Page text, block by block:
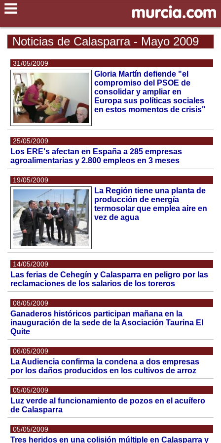
Noticias de Calasparra - Mayo 2009
31/05/2009
Gloria Martín defiende "el
compromiso del PSOE de
consolidar y ampliar en
Europa sus políticas sociales
en estos momentos de crisis"
25/05/2009
Los ERE's afectan en España a 285 empresas
agroalimentarias y 2.800 empleos en 3 meses
19/05/2009
La Región tiene una planta de
producción de energía
termosolar que emplea aire en
vez de agua
14/05/2009
Las ferias de Cehegín y Calasparra en peligro por las
reclamaciones de los salarios de los toreros
08/05/2009
Ganaderos históricos participan mañana en la
inauguración de la sede de la Asociación Taurina El
Quite
06/05/2009
La Audiencia confirma la condena a dos empresas
por los daños producidos en los cultivos de arroz
05/05/2009
Luz verde al funcionamiento de pozos en el acuífero
de Calasparra
05/05/2009
Tres heridos en una colisión múltiple en Calasparra y